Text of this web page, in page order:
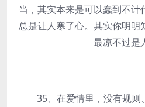
当，其实本来是可以蠢到不
总是让人寒了心。其实你明明
最凉不过是
35、在爱情里，没有规则